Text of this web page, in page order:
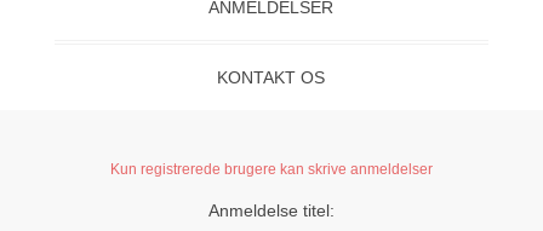
ANMELDELSER
KONTAKT OS
Kun registrerede brugere kan skrive anmeldelser
Anmeldelse titel: